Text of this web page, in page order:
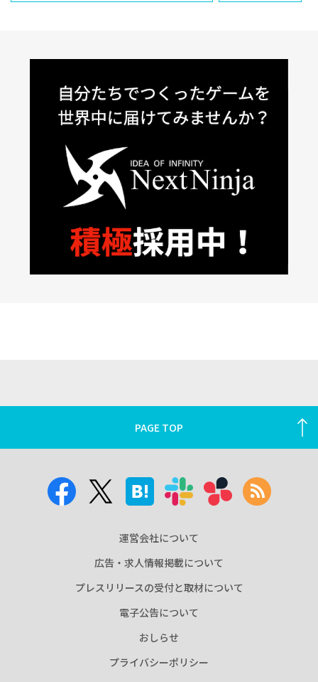
PAGE TOP
運営会社について
広告・求人情報掲載について
プレスリリースの受付と取材について
電子公告について
おしらせ
プライバシーポリシー